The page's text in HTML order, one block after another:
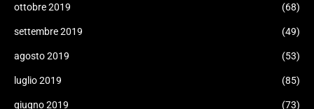
ottobre 2019 (68)
settembre 2019 (49)
agosto 2019 (53)
luglio 2019 (85)
giugno 2019 (73)